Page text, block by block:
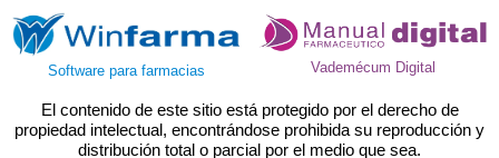
Software para farmacias Vademécum Digital
El contenido de este sitio está protegido por el derecho de
propiedad intelectual, encontrándose prohibida su reproducción y
distribución total o parcial por el medio que sea.